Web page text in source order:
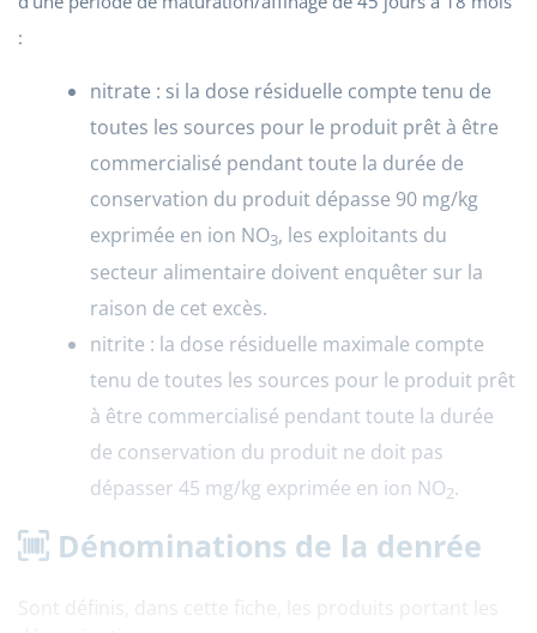
:
nitrate : si la dose résiduelle compte tenu de
toutes les sources pour le produit prêt à être
commercialisé pendant toute la durée de
conservation du produit dépasse 90 mg/kg
exprimée en ion NO3, les exploitants du
secteur alimentaire doivent enquêter sur la
raison de cet excès.
nitrite : la dose résiduelle maximale compte
tenu de toutes les sources pour le produit prêt
à être commercialisé pendant toute la durée
de conservation du produit ne doit pas
dépasser 45 mg/kg exprimée en ion NO2.
Dénominations de la denrée
Sont définis, dans cette fiche, les produits portant les